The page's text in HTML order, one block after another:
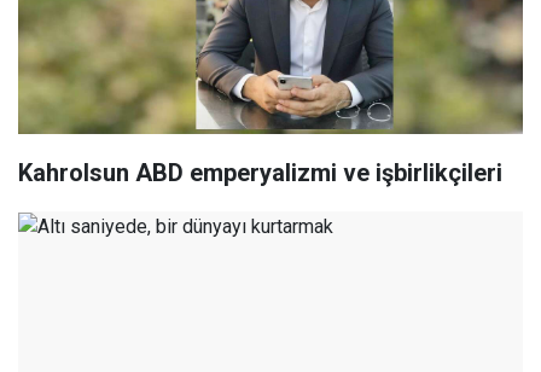
Kahrolsun ABD emperyalizmi ve işbirlikçileri